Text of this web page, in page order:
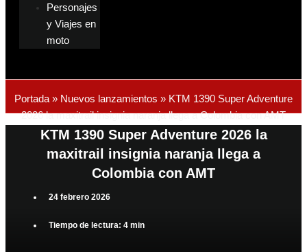
Personajes
y Viajes en
moto
Portada » Nuevos lanzamientos » KTM 1390 Super Adventure
2026 la maxitrail insignia naranja llega a Colombia con AMT
KTM 1390 Super Adventure 2026 la
maxitrail insignia naranja llega a
Colombia con AMT
24 febrero 2026
Tiempo de lectura: 4 min